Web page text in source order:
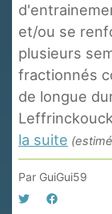
et/ou se
plusieurs
fractionnés
de longue
la suite
Par GuiGui59